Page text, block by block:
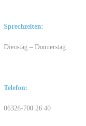
Sprechzeiten:
Dienstag – Donnerstag
Telefon:
06326-700 26 40